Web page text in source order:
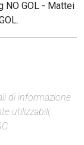
NO GOL - Mattei
di informazione
utilizzabili,